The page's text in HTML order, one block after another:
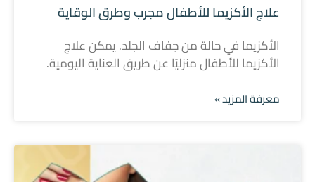
علاج الأكزيما للأطفال مجرب وطرق الوقاية
الأكزيما في حالة من جفاف الجلد. يمكن علاج
الأكزيما للأطفال منزليًا عن طريق العناية اليومية.
معرفة المزيد »